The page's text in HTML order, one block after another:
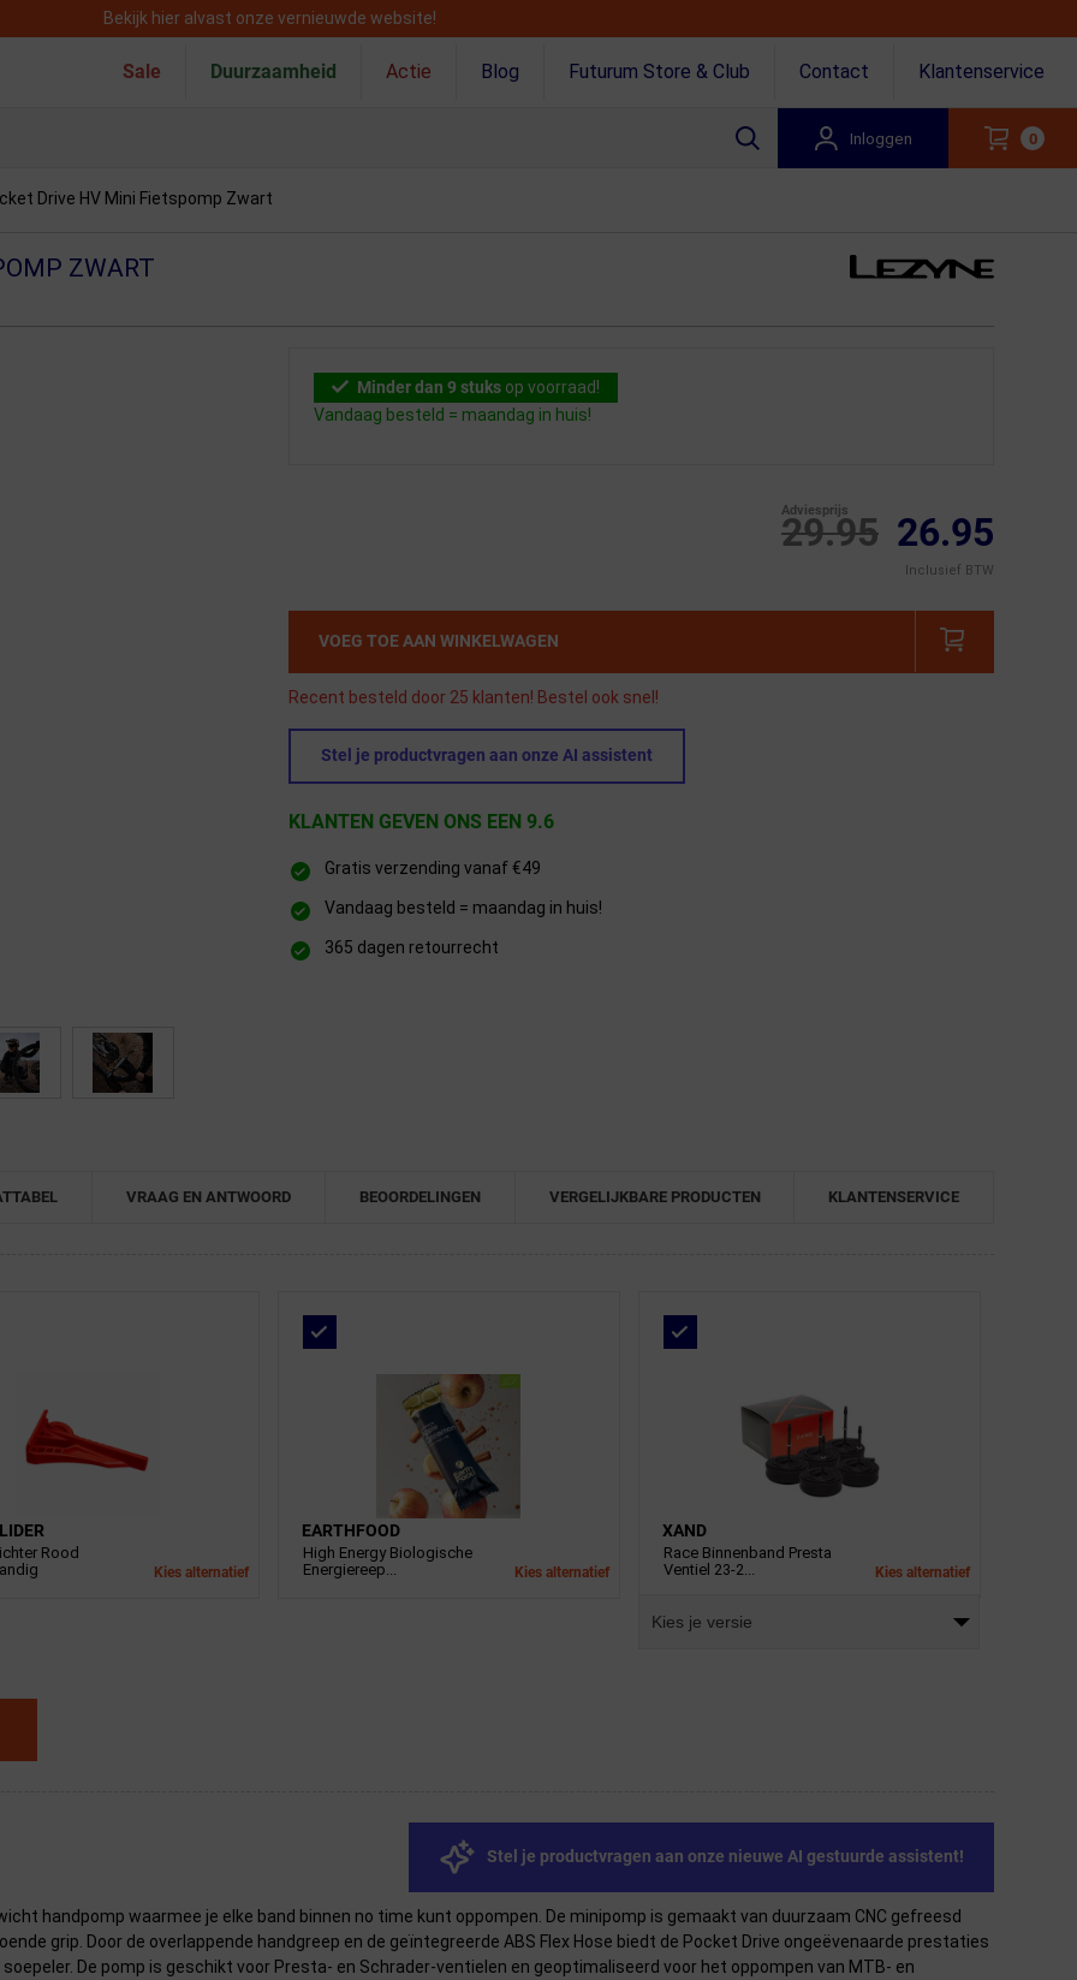
Bekijk hier alvast onze vernieuwde website!
Sale Duurzaamheid Actie Blog Futurum Store & Club Contact Klantenservice
Inloggen 0
Drive HV Mini Fietspomp Zwart
ZWART
Minder dan 9 stuks op voorraad!
Vandaag besteld = maandag in huis!
29.95
Adviesprijs 26.95
Inclusief BTW
VOEG TOE AAN WINKELWAGEN
Recent besteld door 25 klanten! Bestel ook snel!
Stel je productvragen aan onze AI assistent
KLANTEN GEVEN ONS EEN 9.6
Gratis verzending vanaf €49
Vandaag besteld = maandag in huis!
365 dagen retourrecht
VRAAG EN ANTWOORD BEOORDELINGEN VERGELIJKBARE PRODUCTEN KLANTENSERVICE
Rood
Kies alternatief
EARTHFOOD
High Energy Biologische
Energiereep...
Kies alternatief
XAND
Race Binnenband Presta
Ventiel 23-2...
Kies alternatief
Kies je versie
Stel je productvragen aan onze nieuwe AI gestuurde assistent!
handpomp waarmee je elke band binnen no time kunt oppompen. De minipomp is gemaakt van duurzaam CNC gefreesd
grip. Door de overlappende handgreep en de geïntegreerde ABS Flex Hose biedt de Pocket Drive ongeëvenaarde prestaties
De pomp is geschikt voor Presta- en Schrader-ventielen en geoptimaliseerd voor het oppompen van MTB- en